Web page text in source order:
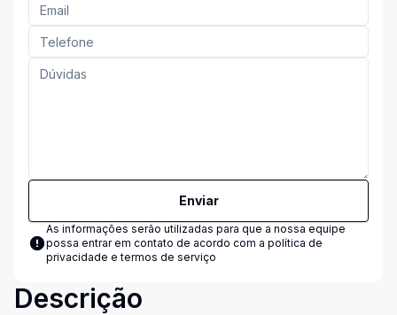
Enviar
As informações serão utilizadas para que a nossa equipe
possa entrar em contato de acordo com a política de
privacidade e termos de serviço
Descrição